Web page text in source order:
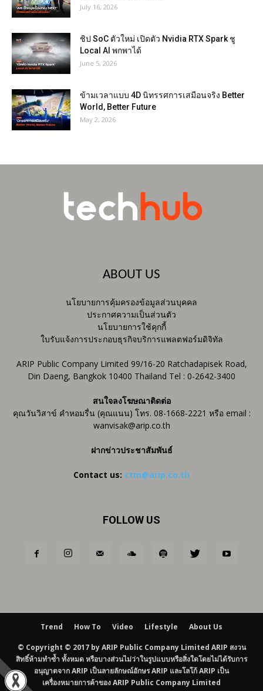
July 16, 2026
ชิป SoC ตัวใหม่ เปิดตัว Nvidia RTX Spark ชู
Local AI พกพาได้
June 5, 2026
ข้ามเวลาแบบ 4D นิทรรศการเสมือนจริง Better
World, Better Future
May 2, 2026
ABOUT US
นโยบายการคุ้มครองข้อมูลส่วนบุคคล
ประกาศความเป็นส่วนตัว
นโยบายการใช้คุกกี้
ใบรับแจ้งการประกอบธุรกิจบริการแพลตฟอร์มดิจิทัล
ARIP Public Company Limited 99/16-20 Ratchadapisek Road,
Din Daeng, Bangkok 10400 Thailand Tel : 0-2642-3400
สนใจลงโฆษณาติดต่อ
คุณวันวิสาข์ คำหอมรื่น (คุณแนน) โทร. 08-1668-2221 หรือ email :
wanvisak@arip.co.th
ฝากข่าวประชาสัมพันธ์
Contact us: ctm@arip.co.th
FOLLOW US
Trend How To Video Lifestyle About Us
© Copyright © 2017 by ARIP Public Company Limited ARIP สงวน
สิทธิ์ห้ามทำซ้ำ ทั้งหมด หรือบางส่วนไม่ว่าในรูปแบบหรือสิ่งใดโดยไม่ได้รับการ
อนุญาตจาก ARIP เป็นลายลักษณ์อักษร ARIP และโลโก้ ARIP เป็น
เครื่องหมายการค้าของ ARIP Public Company Limited